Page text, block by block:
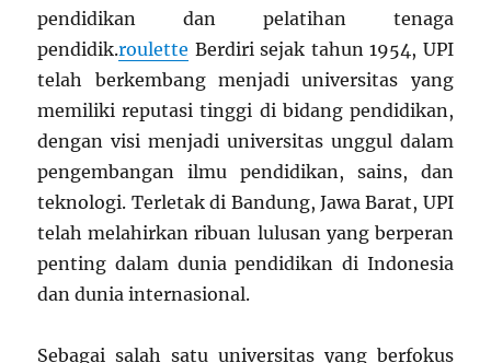
pendidikan dan pelatihan tenaga
pendidik.roulette Berdiri sejak tahun 1954, UPI
telah berkembang menjadi universitas yang
memiliki reputasi tinggi di bidang pendidikan,
dengan visi menjadi universitas unggul dalam
pengembangan ilmu pendidikan, sains, dan
teknologi. Terletak di Bandung, Jawa Barat, UPI
telah melahirkan ribuan lulusan yang berperan
penting dalam dunia pendidikan di Indonesia
dan dunia internasional.
Sebagai salah satu universitas yang berfokus